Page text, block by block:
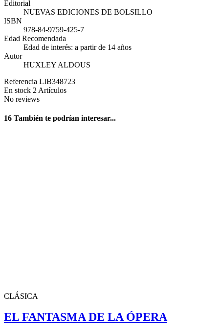
Editorial
NUEVAS EDICIONES DE BOLSILLO
ISBN
978-84-9759-425-7
Edad Recomendada
Edad de interés: a partir de 14 años
Autor
HUXLEY ALDOUS
Referencia LIB348723
En stock 2 Artículos
No reviews
16 También te podrían interesar...
CLÁSICA
EL FANTASMA DE LA ÓPERA